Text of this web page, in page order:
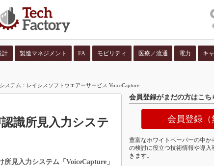
計 製造マネジメント FA モビリティ 医療／流通 電力 キ
テム：レイシスソフトウエアーサービス VoiceCapture
識所見入力システ
見入力システム「VoiceCapture」
会員登録がまだの方はこち
会員登録（
豊富なホワイトペーパーの中か
の検討に役立つ技術情報や導
きます。